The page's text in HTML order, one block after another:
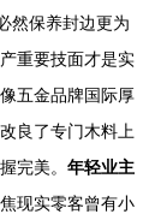
然保养封边更为
重要技面才是实
五金品牌国际厚
良了专门木料上
完美。 年轻业主
现实零客曾有小